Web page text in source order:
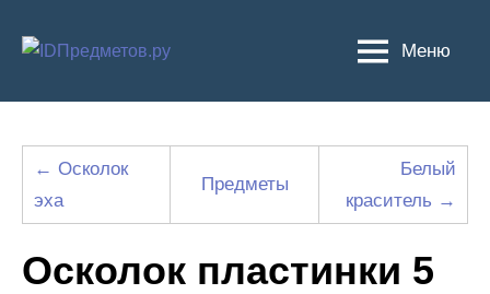
Меню
← Осколок
эха
Предметы
Белый
краситель →
Осколок пластинки 5